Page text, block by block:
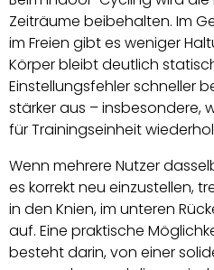
Zeiträume beibehalten. Im
im Freien gibt es weniger
Körper bleibt deutlich
Einstellungsfehler schneller
stärker aus – insbesondere,
für Trainingseinheit
Wenn mehrere Nutzer
es korrekt neu einzustellen,
in den Knien, im unteren
auf. Eine praktische
besteht darin, von einer